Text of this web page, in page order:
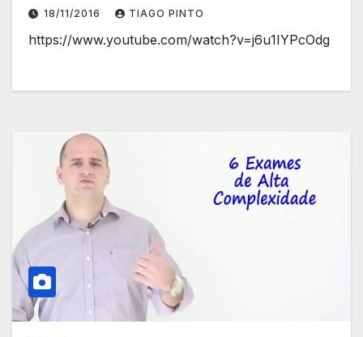
18/11/2016 TIAGO PINTO
https://www.youtube.com/watch?v=j6u1IYPcOdg